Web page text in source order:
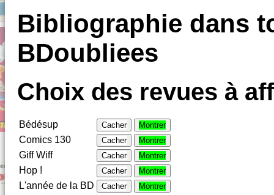
Bibliographie dans
BDoubliees
Choix des revues à
Bédésup Cacher Montrer
Comics 130 Cacher Montrer
Giff Wiff Cacher Montrer
Hop ! Cacher Montrer
L'année de la BD Cacher Montrer